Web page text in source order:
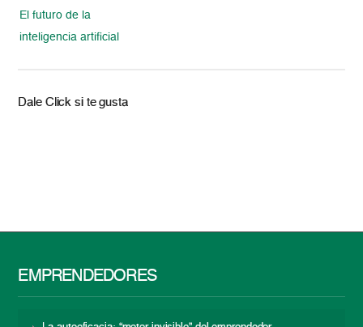
El futuro de la
inteligencia artificial
Dale Click si te gusta
EMPRENDEDORES